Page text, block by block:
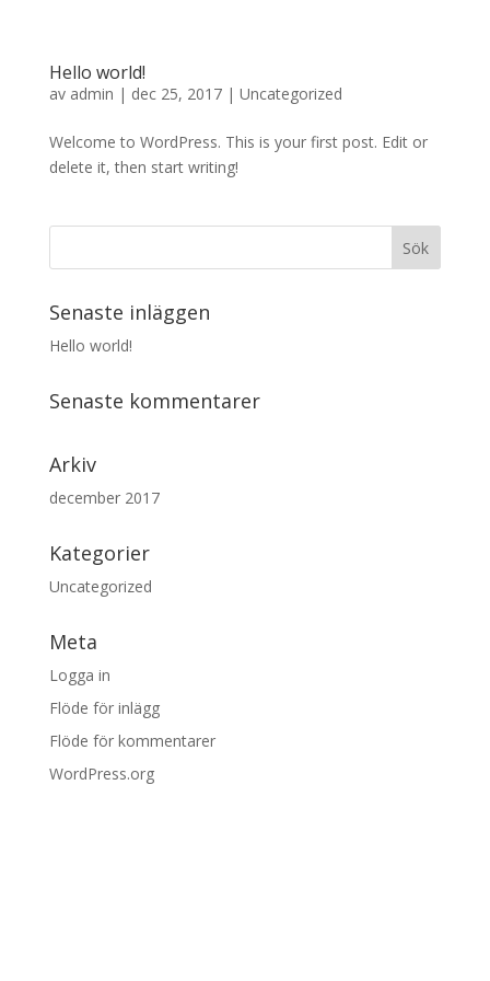
Hello world!
av admin | dec 25, 2017| Uncategorized
Welcome to WordPress. This is your first post. Edit or
delete it, then start writing!
Senaste inläggen
Hello world!
Senaste kommentarer
Arkiv
december 2017
Kategorier
Uncategorized
Meta
Logga in
Flöde för inlägg
Flöde för kommentarer
WordPress.org